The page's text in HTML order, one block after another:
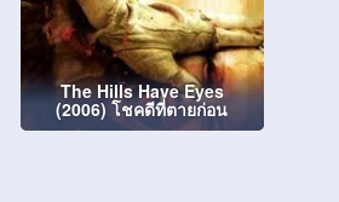
The Hills Have Eyes
(2006) โชคดีที่ตายก่อน